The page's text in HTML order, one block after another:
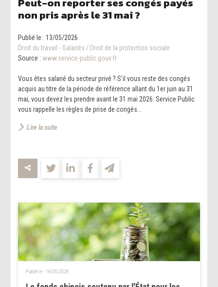
non pris après le 31 mai ?
Publié le :13/05/2026
Droit du travail - Salariés / Droit de la protection sociale
Source : www.service-public.gouv.fr
Vous êtes salarié du secteur privé ? S'il vous reste des congés
acquis au titre de la période de référence allant du 1er juin au 31
mai, vous devez les prendre avant le 31 mai 2026. Service Public
vous rappelle les règles de prise de congés...
Lire la suite
Publié le : 14/05/2026